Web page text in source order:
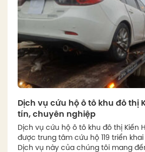
Dịch vụ cứu hộ ô tô khu đô thị
tín, chuyên nghiệp
Dịch vụ cứu hộ ô tô khu đô thị Kiến
được trung tâm cứu hộ 119 triển
Dịch vụ này của chúng tôi mang